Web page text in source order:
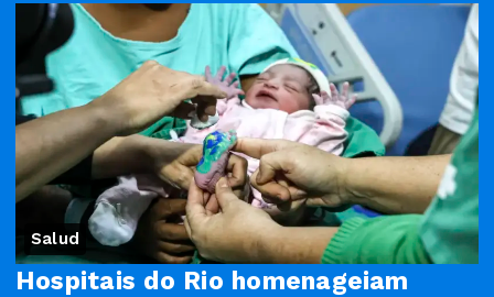
Salud
Hospitais do Rio homenageiam